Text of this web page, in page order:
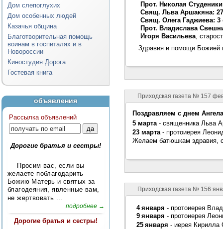
Дом слепоглухих
Дом особенных людей
Казачья община
Благотворительная помощь
воинам в госпиталях и в
Новороссии
Киностудия Дорога
Гостевая книга
объявления
Рассылка объявлений
Дорогие братья и сестры!
Просим вас, если вы
желаете поблагодарить
Божию Матерь и святых за
благодеяния, явленные вам,
не жертвовать ...
подробнее →
Дорогие братья и сестры!
Прот. Николая
Свящ. Льва Аршакяна:
Свящ. Олега Гаджиева: 3
Прот. Владислава
Игоря Васильева,
Здравия и помощи Божией
Приходская газета № 157
Поздравляем с днем
5 марта - священника Льва
23марта -протоиерея
Желаем батюшкам здравия,
Приходская газета № 156
4 января - протоиерея
9 января - протоиерея
25 января - иерея Кирилла